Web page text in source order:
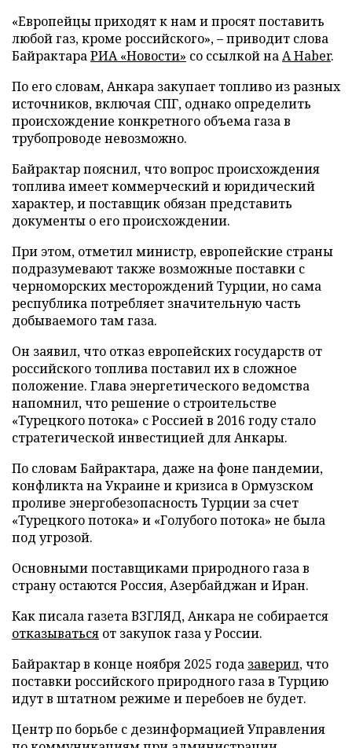
«Европейцы приходят к нам и просят поставить
любой газ, кроме российского», – приводит слова
БайрактараРИА «Новости» со ссылкой наA Haber.
По его словам, Анкара закупает топливо из разных
источников, включая СПГ, однако определить
происхождение конкретного объема газа в
трубопроводе невозможно.
Байрактар пояснил, что вопрос происхождения
топлива имеет коммерческий и юридический
характер, и поставщик обязан представить
документы о его происхождении.
При этом, отметил министр, европейские страны
подразумевают также возможные поставки с
черноморских месторождений Турции, но сама
республика потребляет значительную часть
добываемого там газа.
Он заявил, что отказ европейских государств от
российского топлива поставил их в сложное
положение. Глава энергетического ведомства
напомнил, что решение о строительстве
«Турецкого потока» с Россией в 2016 году стало
стратегической инвестицией для Анкары.
По словам Байрактара, даже на фоне пандемии,
конфликта на Украине и кризиса в Ормузском
проливе энергобезопасность Турции за счет
«Турецкого потока» и «Голубого потока» не была
под угрозой.
Основными поставщиками природного газа в
страну остаются Россия, Азербайджан и Иран.
Как писала газета ВЗГЛЯД, Анкара не собирается
отказываться от закупок газа у России.
Байрактар в конце ноября 2025 года заверил, что
поставки российского природного газа в Турцию
идут в штатном режиме и перебоев не будет.
Центр по борьбе с дезинформацией Управления